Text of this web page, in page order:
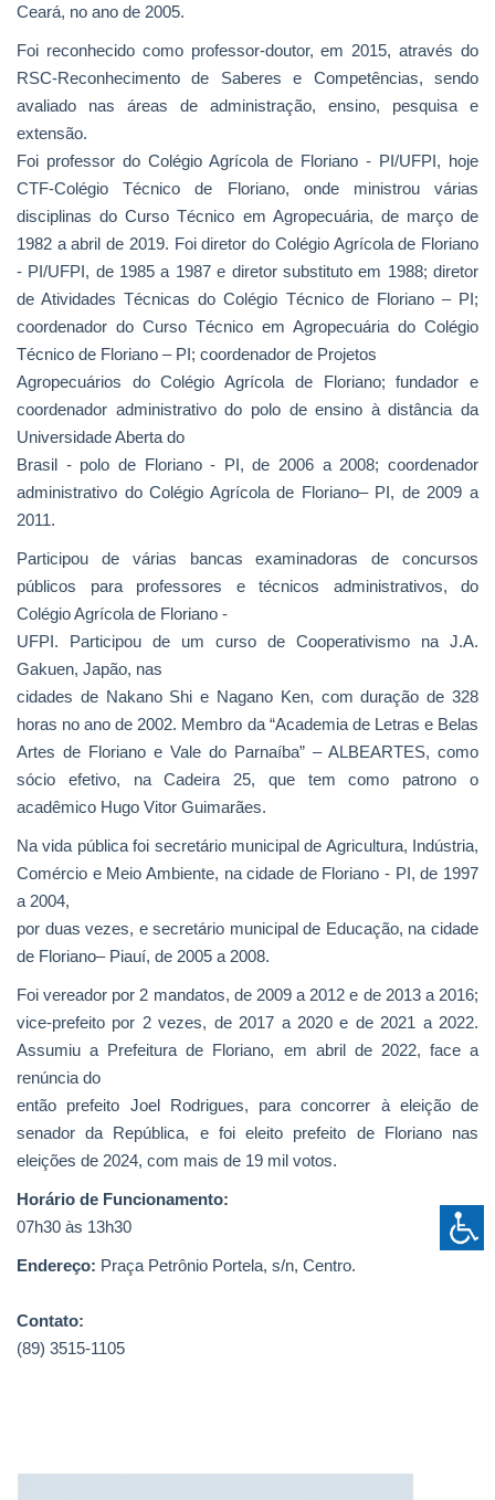
Ceará, no ano de 2005.
Foi reconhecido como professor-doutor, em 2015, através do
RSC-Reconhecimento de Saberes e Competências, sendo
avaliado nas áreas de administração, ensino, pesquisa e
extensão.
Foi professor do Colégio Agrícola de Floriano - PI/UFPI, hoje
CTF-Colégio Técnico de Floriano, onde ministrou várias
disciplinas do Curso Técnico em Agropecuária, de março de
1982 a abril de 2019. Foi diretor do Colégio Agrícola de Floriano
- PI/UFPI, de 1985 a 1987 e diretor substituto em 1988; diretor
de Atividades Técnicas do Colégio Técnico de Floriano – PI;
coordenador do Curso Técnico em Agropecuária do Colégio
Técnico de Floriano – PI; coordenador de Projetos
Agropecuários do Colégio Agrícola de Floriano; fundador e
coordenador administrativo do polo de ensino à distância da
Universidade Aberta do
Brasil - polo de Floriano - PI, de 2006 a 2008; coordenador
administrativo do Colégio Agrícola de Floriano– PI, de 2009 a
2011.
Participou de várias bancas examinadoras de concursos
públicos para professores e técnicos administrativos, do
Colégio Agrícola de Floriano -
UFPI. Participou de um curso de Cooperativismo na J.A.
Gakuen, Japão, nas
cidades de Nakano Shi e Nagano Ken, com duração de 328
horas no ano de 2002. Membro da “Academia de Letras e Belas
Artes de Floriano e Vale do Parnaíba” – ALBEARTES, como
sócio efetivo, na Cadeira 25, que tem como patrono o
acadêmico Hugo Vitor Guimarães.
Na vida pública foi secretário municipal de Agricultura, Indústria,
Comércio e Meio Ambiente, na cidade de Floriano - PI, de 1997
a 2004,
por duas vezes, e secretário municipal de Educação, na cidade
de Floriano– Piauí, de 2005 a 2008.
Foi vereador por 2 mandatos, de 2009 a 2012 e de 2013 a 2016;
vice-prefeito por 2 vezes, de 2017 a 2020 e de 2021 a 2022.
Assumiu a Prefeitura de Floriano, em abril de 2022, face a
renúncia do
então prefeito Joel Rodrigues, para concorrer à eleição de
senador da República, e foi eleito prefeito de Floriano nas
eleições de 2024, com mais de 19 mil votos.
Horário de Funcionamento:
07h30 às 13h30
Endereço: Praça Petrônio Portela, s/n, Centro.
Contato:
(89) 3515-1105